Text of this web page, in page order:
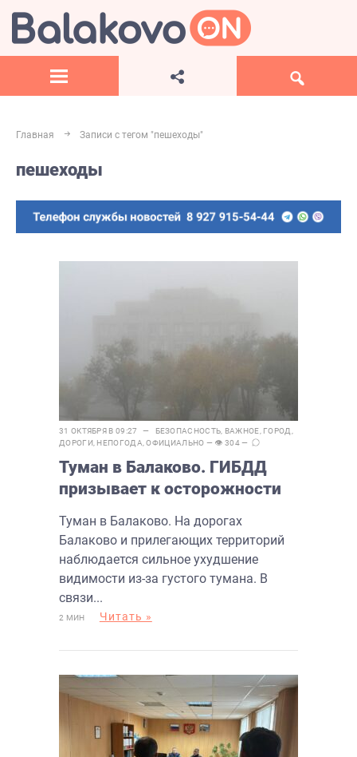
Главная Записи с тегом "пешеходы"
пешеходы
31 ОКТЯБРЯ В 09:27 — БЕЗОПАСНОСТЬ ВАЖНОЕ ГОРОД
ДОРОГИ, НЕПОГОДА ,ОФИЦИАЛЬНО — 👁 304 —
Туман в Балаково. ГИБДД
призывает к осторожности
Туман в Балаково. На дорогах
Балаково и прилегающих территорий
наблюдается сильное ухудшение
видимости из-за густого тумана. В
связи...
2 МИН Читать »